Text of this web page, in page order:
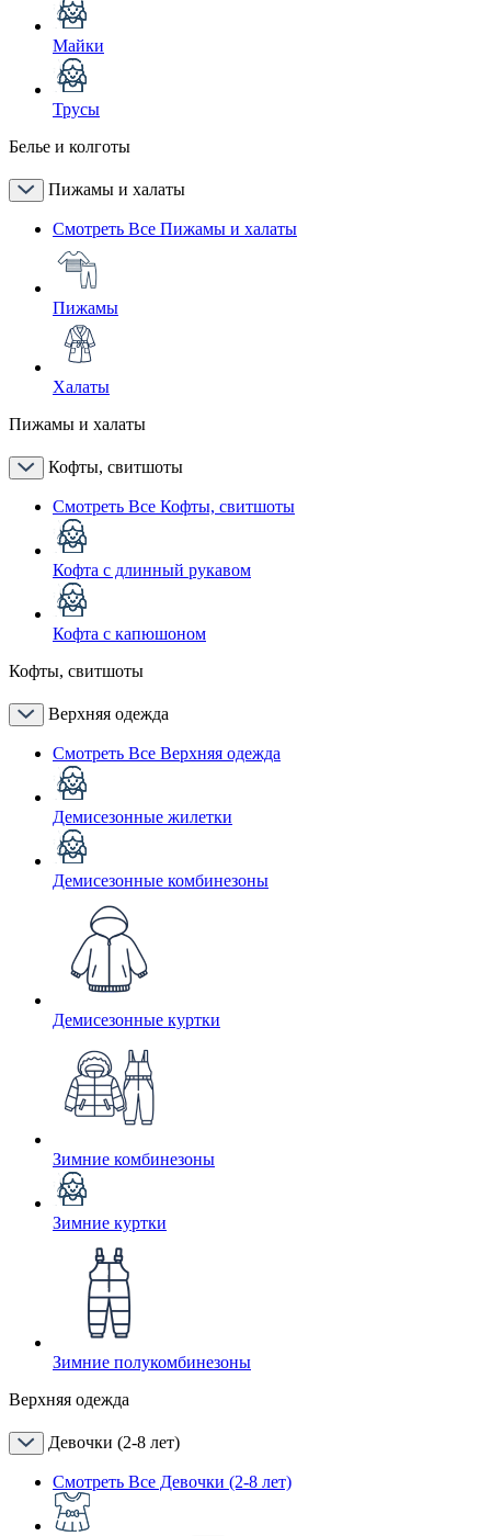
Майки
Трусы
Белье и колготы
Пижамы и халаты
Смотреть Все Пижамы и халаты
Пижамы
Халаты
Пижамы и халаты
Кофты, свитшоты
Смотреть Все Кофты, свитшоты
Кофта с длинный рукавом
Кофта с капюшоном
Кофты, свитшоты
Верхняя одежда
Смотреть Все Верхняя одежда
Демисезонные жилетки
Демисезонные комбинезоны
Демисезонные куртки
Зимние комбинезоны
Зимние куртки
Зимние полукомбинезоны
Верхняя одежда
Девочки (2-8 лет)
Смотреть Все Девочки (2-8 лет)